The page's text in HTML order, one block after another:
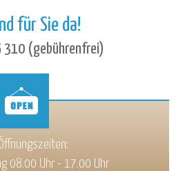
für Sie da!
(gebührenfrei)
08.00 Uhr - 17.00 Uhr